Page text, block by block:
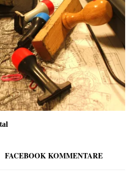
FACEBOOK KOMMENTARE